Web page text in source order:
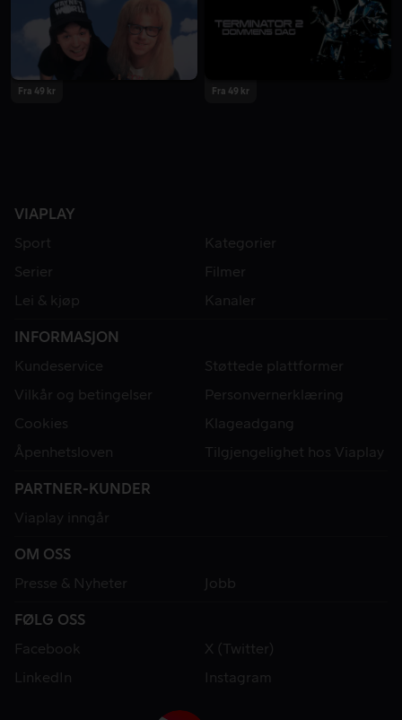
Fra 49 kr Fra 49 kr
VIAPLAY
Sport
Kategorier
Serier
Filmer
Lei & kjøp
Kanaler
INFORMASJON
Kundeservice
Støttede plattformer
Vilkår og betingelser
Personvernerklæring
Cookies
Klageadgang
Åpenhetsloven
Tilgjengelighet hos Viaplay
PARTNER-KUNDER
Viaplay inngår
OM OSS
Presse & Nyheter
Jobb
FØLG OSS
Facebook
X (Twitter)
LinkedIn
Instagram